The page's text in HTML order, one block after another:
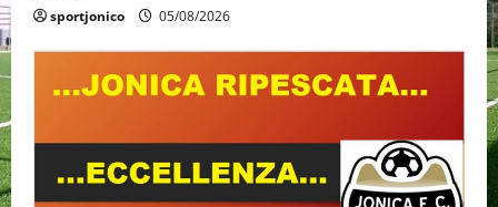
sportjonico 05/08/2026